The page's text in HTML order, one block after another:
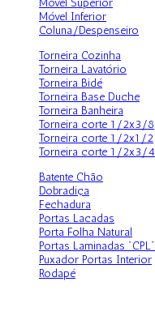
Móvel Inferior
Coluna/Despenseiro
Torneira Cozinha
Torneira Lavatório
Torneira Bidé
Torneira Base Duche
Torneira Banheira
Torneira corte 1/2x3/8
Torneira corte 1/2x1/2
Torneira corte 1/2x3/4
Batente Chão
Dobradiça
Fechadura
Portas Lacadas
Porta Folha Natural
Portas Laminadas "CPL"
Puxador Portas Interior
Rodapé